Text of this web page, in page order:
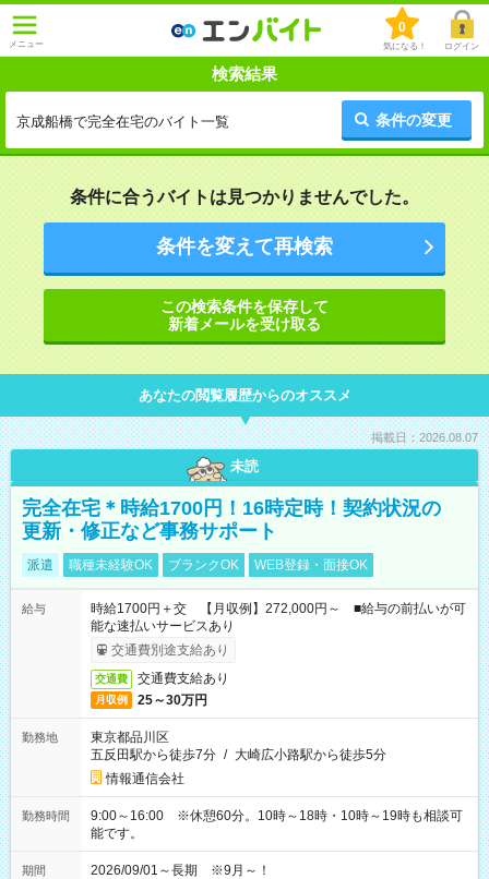
メニュー
0
気になる！ ログイン
検索結果
京成船橋で完全在宅のバイト一覧 条件の変更
条件に合うバイトは見つかりませんでした。
条件を変えて再検索
この検索条件を保存して
新着メールを受け取る
あなたの閲覧履歴からのオススメ
掲載日：2026.08.07
未読
完全在宅＊時給1700円！16時定時！契約状況の
更新・修正など事務サポート
派遣 職種未経験OK ブランクOK WEB登録・面接OK
給与
時給1700円＋交 【月収例】272,000円～ ■給与の前払いが可
能な速払いサービスあり
交通費別途支給あり
交通費 交通費支給あり
月収例 25～30万円
勤務地
東京都品川区
五反田駅から徒歩7分 / 大崎広小路駅から徒歩5分
情報通信会社
勤務時間
9:00～16:00 ※休憩60分。10時～18時・10時～19時も相談可
能です。
期間 2026/09/01～長期 ※9月～！